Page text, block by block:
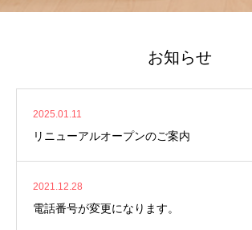
お知らせ
2025.01.11
リニューアルオープンのご案内
2021.12.28
電話番号が変更になります。